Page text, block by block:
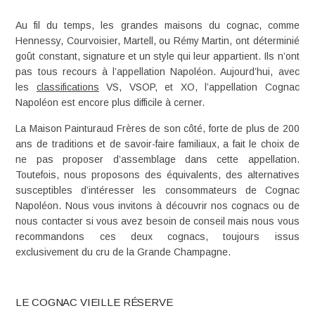
Au fil du temps, les grandes maisons du cognac, comme
Hennessy, Courvoisier, Martell, ou Rémy Martin, ont déterminié
goût constant, signature et un style qui leur appartient. Ils n’ont
pas tous recours à l’appellation Napoléon. Aujourd’hui, avec
les classifications VS, VSOP, et XO, l’appellation Cognac
Napoléon est encore plus difficile à cerner.
La Maison Painturaud Frères de son côté, forte de plus de 200
ans de traditions et de savoir-faire familiaux, a fait le choix de
ne pas proposer d’assemblage dans cette appellation.
Toutefois, nous proposons des équivalents, des alternatives
susceptibles d’intéresser les consommateurs de Cognac
Napoléon. Nous vous invitons à découvrir nos cognacs ou de
nous contacter si vous avez besoin de conseil mais nous vous
recommandons ces deux cognacs, toujours issus
exclusivement du cru de la Grande Champagne.
LE COGNAC VIEILLE RÉSERVE